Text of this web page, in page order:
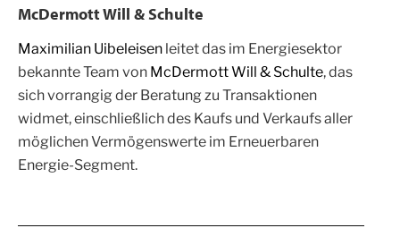
McDermott Will & Schulte
Maximilian Uibeleisen leitet das im Energiesektor
bekannte Team von McDermott Will & Schulte, das
sich vorrangig der Beratung zu Transaktionen
widmet, einschließlich des Kaufs und Verkaufs aller
möglichen Vermögenswerte im Erneuerbaren
Energie-Segment.